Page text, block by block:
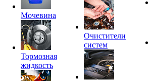
Мочевина
Тормозная
жидкость
Очистители
систем